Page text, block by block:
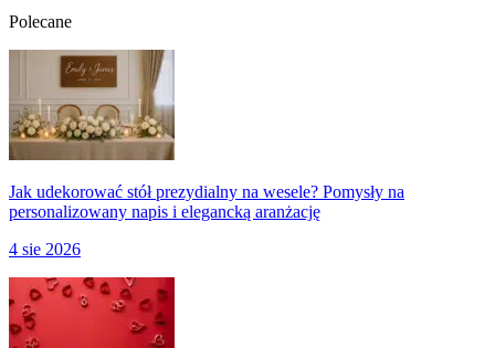
Polecane
Jak udekorować stół prezydialny na wesele? Pomysły na
personalizowany napis i elegancką aranżację
4 sie 2026